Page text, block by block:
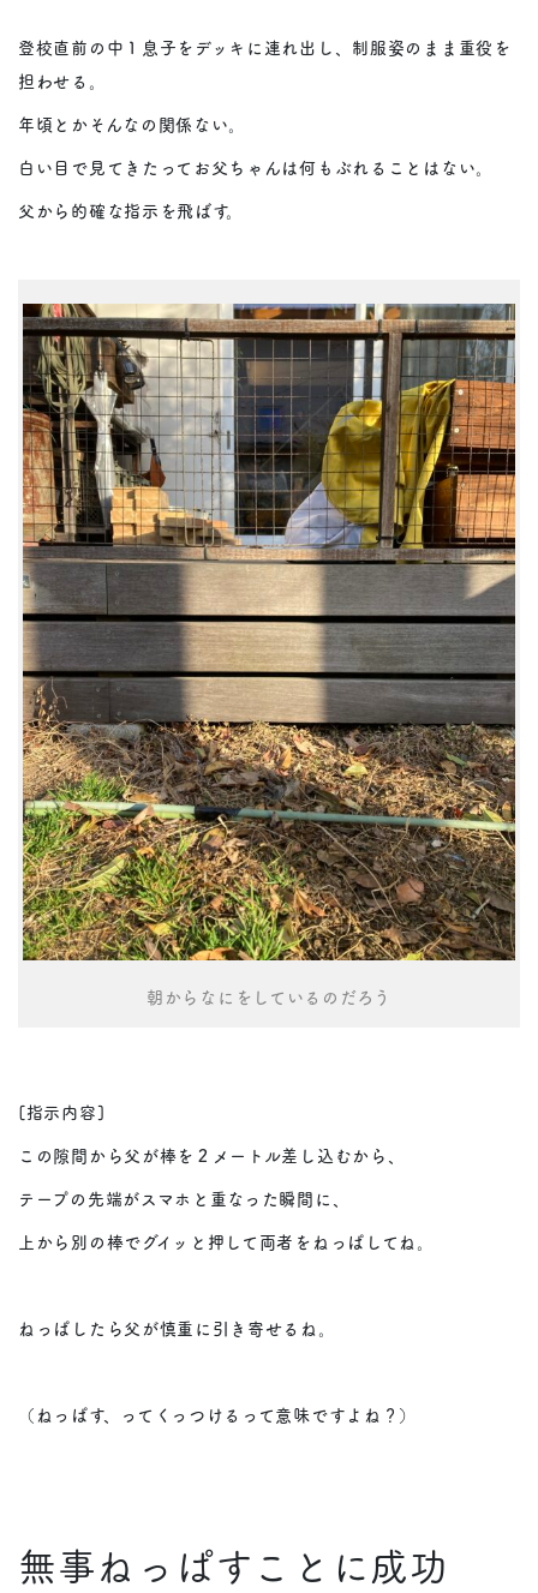
登校直前の中１息子をデッキに連れ出し、制服姿のまま重役を
担わせる。
年頃とかそんなの関係ない。
白い目で見てきたってお父ちゃんは何もぶれることはない。
父から的確な指示を飛ばす。
朝からなにをしているのだろう
[指示内容]
この隙間から父が棒を２メートル差し込むから、
テープの先端がスマホと重なった瞬間に、
上から別の棒でグイッと押して両者をねっぱしてね。
ねっぱしたら父が慎重に引き寄せるね。
（ねっぱす、ってくっつけるって意味ですよね？）
無事ねっぱすことに成功